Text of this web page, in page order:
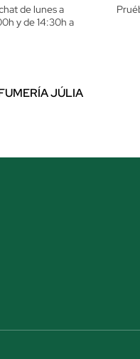
de lunes a
y de 14:30h a
JÚLIA